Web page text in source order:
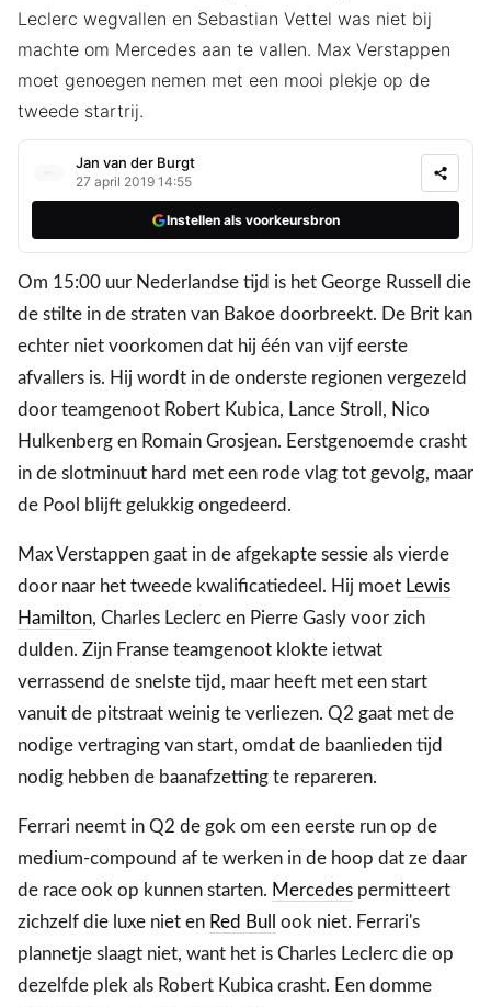
Leclerc wegvallen en Sebastian Vettel was niet bij
machte om Mercedes aan te vallen. Max Verstappen
moet genoegen nemen met een mooi plekje op de
tweede startrij.
Jan van der Burgt
27 april 2019 14:55
Instellen als voorkeursbron
Om 15:00 uur Nederlandse tijd is het George Russell die
de stilte in de straten van Bakoe doorbreekt. De Brit kan
echter niet voorkomen dat hij één van vijf eerste
afvallers is. Hij wordt in de onderste regionen vergezeld
door teamgenoot Robert Kubica, Lance Stroll, Nico
Hulkenberg en Romain Grosjean. Eerstgenoemde crasht
in de slotminuut hard met een rode vlag tot gevolg, maar
de Pool blijft gelukkig ongedeerd.
Max Verstappen gaat in de afgekapte sessie als vierde
door naar het tweede kwalificatiedeel. Hij moet Lewis
Hamilton, Charles Leclerc en Pierre Gasly voor zich
dulden. Zijn Franse teamgenoot klokte ietwat
verrassend de snelste tijd, maar heeft met een start
vanuit de pitstraat weinig te verliezen. Q2 gaat met de
nodige vertraging van start, omdat de baanlieden tijd
nodig hebben de baanafzetting te repareren.
Ferrari neemt in Q2 de gok om een eerste run op de
medium-compound af te werken in de hoop dat ze daar
de race ook op kunnen starten. Mercedes permitteert
zichzelf die luxe niet en Red Bull
ook niet. Ferrari's
plannetje slaagt niet, want het is Charles Leclerc die op
dezelfde plek als Robert Kubica crasht. Een domme